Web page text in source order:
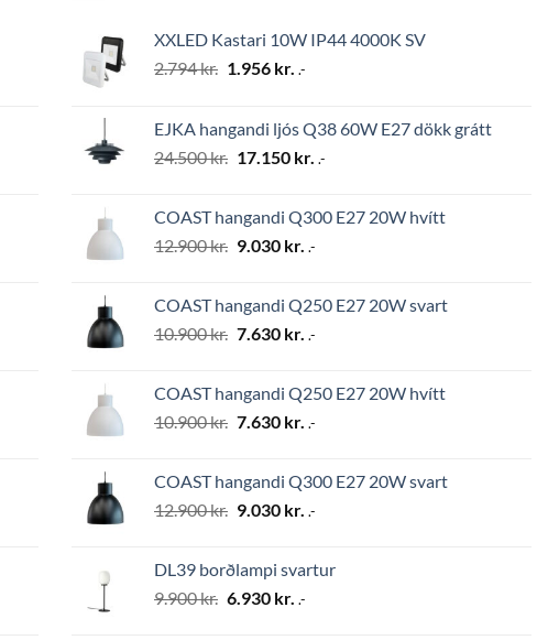
XXLED Kastari 10W IP44 4000K SV
2.794kr. Original
2.794 kr..
1.956 kr. Current
1.956 kr..
.-
EJKA hangandi ljós Q38 60W E27 dökk grátt
24.500kr. Original
24.500 kr..
17.150 kr. Current
17.150 kr..
.-
COAST hangandi Q300 E27 20W hvítt
12.900kr. Original
12.900 kr..
9.030 kr. Current
9.030 kr..
.-
COAST hangandi Q250 E27 20W svart
10.900kr. Original
10.900 kr..
7.630 kr. Current
7.630 kr..
.-
COAST hangandi Q250 E27 20W hvítt
10.900kr. Original
10.900 kr..
7.630 kr. Current
7.630 kr..
.-
COAST hangandi Q300 E27 20W svart
12.900kr. Original
12.900 kr..
9.030 kr. Current
9.030 kr..
.-
DL39 borðlampi svartur
9.900kr. Original
6.930 kr. Current
.-